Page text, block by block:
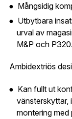
Mångsidig
Utbytbara
urval av
M&P och P320.
Ambidextriös
Kan fullt ut
vänsterskyttar,
montering med
E-
Lösenord:*
Glömt
Leverans &
Gatuadress:
Fyll i din e-
så fort den
E-post adress